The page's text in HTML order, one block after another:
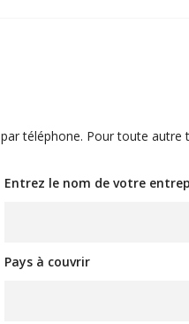
téléphone. Pour toute autre
Entrez le nom de votre
Pays à couvrir